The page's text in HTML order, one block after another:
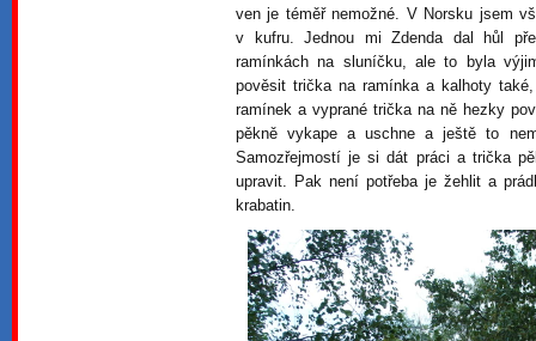
ven je téměř nemožné. V Norsku jsem
v kufru. Jednou mi Zdenda dal hůl
ramínkách na sluníčku, ale to byla
pověsit trička na ramínka a kalhoty
ramínek a vyprané trička na ně hezky
pěkně vykape a uschne a ještě to
Samozřejmostí je si dát práci a trička
upravit. Pak není potřeba je žehlit a
krabatin.